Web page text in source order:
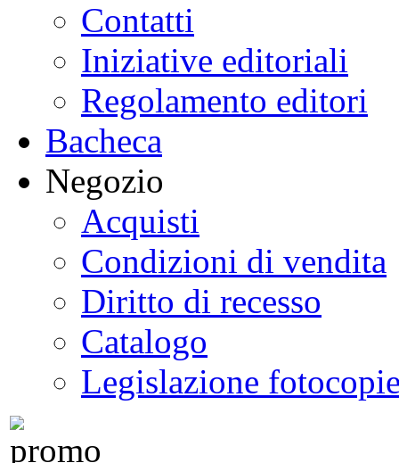
Contatti
Iniziative editoriali
Regolamento editori
Bacheca
Negozio
Acquisti
Condizioni di vendita
Diritto di recesso
Catalogo
Legislazione